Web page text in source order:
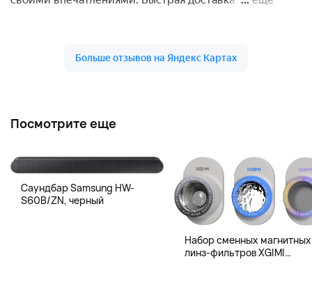
Посмотрите еще
Саундбар Samsung HW-
S60B/ZN, черный
Набор сменных магнитных
линз-фильтров XGIMI